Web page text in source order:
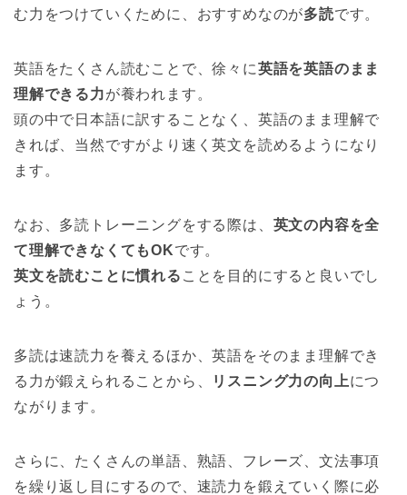
む力をつけていくために、おすすめなのが多読です。
英語をたくさん読むことで、徐々に英語を英語のまま
理解できる力が養われます。
頭の中で日本語に訳することなく、英語のまま理解で
きれば、当然ですがより速く英文を読めるようになり
ます。
なお、多読トレーニングをする際は、 英文の内容を全
て理解できなくてもOKです。
英文を読むことに慣れる ことを目的にすると良いでし
ょう。
多読は速読力を養えるほか、英語をそのまま理解でき
る力が鍛えられることから、
リスニング力の向上につ
ながります。
さらに、たくさんの単語、熟語、フレーズ、文法事項
を繰り返し目にするので、速読力を鍛えていく際に必